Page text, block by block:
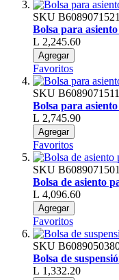
SKU
Bolsa para
L 2,245.60
Agregar
Favoritos
SKU
Bolsa para
L 2,745.90
Agregar
Favoritos
SKU
Bolsa de asiento
L 4,096.60
Agregar
Favoritos
SKU
Bolsa de
L 1,332.20